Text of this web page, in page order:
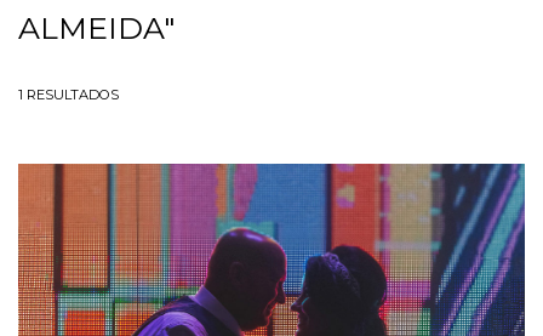
ALMEIDA"
1 RESULTADOS